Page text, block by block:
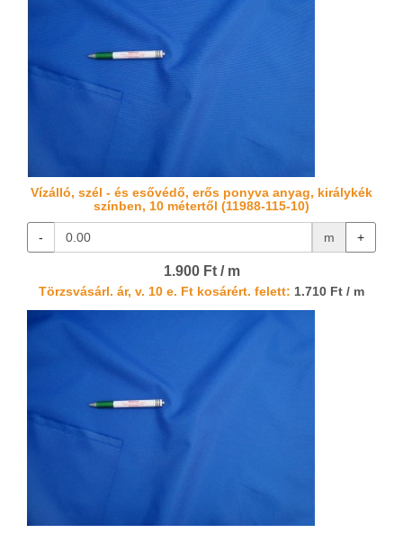
Vízálló, szél - és esővédő, erős ponyva anyag, királykék
színben, 10 métertől (11988-115-10)
- m +
1.900 Ft / m
Törzsvásárl. ár, v. 10 e. Ft kosárért. felett: 1.710 Ft / m